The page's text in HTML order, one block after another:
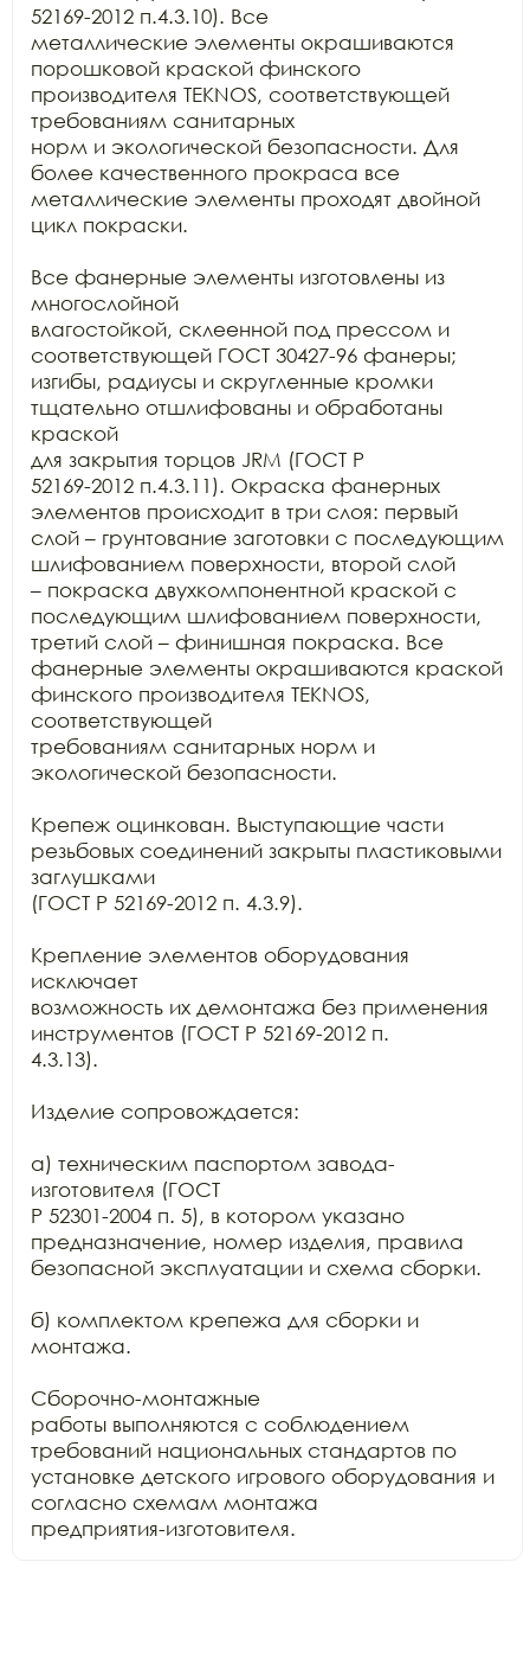
52169-2012 п.4.3.10). Все
металлические элементы окрашиваются
порошковой краской финского
производителя TEKNOS, соответствующей
требованиям санитарных
норм и экологической безопасности. Для
более качественного прокраса все
металлические элементы проходят двойной
цикл покраски.
Все фанерные элементы изготовлены из
многослойной
влагостойкой, склеенной под прессом и
соответствующей ГОСТ 30427-96 фанеры;
изгибы, радиусы и скругленные кромки
тщательно отшлифованы и обработаны
краской
для закрытия торцов JRM (ГОСТ Р
52169-2012 п.4.3.11). Окраска фанерных
элементов происходит в три слоя: первый
слой – грунтование заготовки с последующим
шлифованием поверхности, второй слой
– покраска двухкомпонентной краской с
последующим шлифованием поверхности,
третий слой – финишная покраска. Все
фанерные элементы окрашиваются краской
финского производителя TEKNOS,
соответствующей
требованиям санитарных норм и
экологической безопасности.
Крепеж оцинкован. Выступающие части
резьбовых соединений закрыты пластиковыми
заглушками
(ГОСТ Р 52169-2012 п. 4.3.9).
Крепление элементов оборудования
исключает
возможность их демонтажа без применения
инструментов (ГОСТ Р 52169-2012 п.
4.3.13).
Изделие сопровождается:
а) техническим паспортом завода-
изготовителя (ГОСТ
Р 52301-2004 п. 5), в котором указано
предназначение, номер изделия, правила
безопасной эксплуатации и схема сборки.
б) комплектом крепежа для сборки и
монтажа.
Сборочно-монтажные
работы выполняются с соблюдением
требований национальных стандартов по
установке детского игрового оборудования и
согласно схемам монтажа
предприятия-изготовителя.